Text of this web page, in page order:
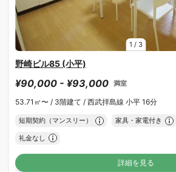
1 / 3
野崎ビル85 (小平)
¥90,000 - ¥93,000 満室
53.71㎡〜 / 3階建て / 西武拝島線 小平 16分
短期契約（マンスリー） 家具・家電付き
礼金なし
詳細を見る